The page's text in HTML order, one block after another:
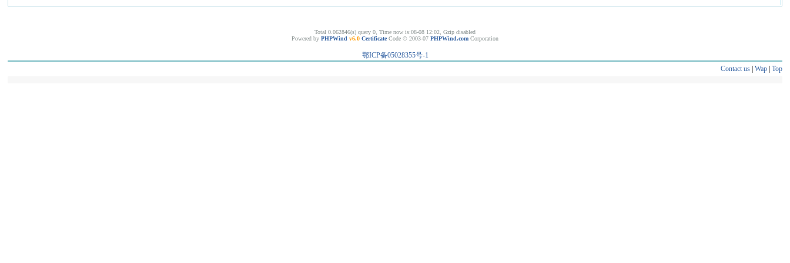
Total 0.062846(s) query 0, Time now is:08-08 12:02, Gzip disabled
Powered by PHPWind v6.0 Certificate Code © 2003-07 PHPWind.com Corporation
鄂ICP备05028355号-1
Contact us| Wap| Top